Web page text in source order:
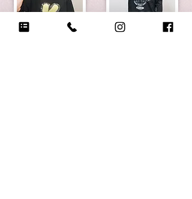
ちの（呉チア） さおり（呉チア）